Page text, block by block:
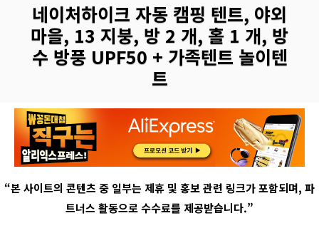
네이처하이크 자동 캠핑 텐트, 야외
마을, 13 지붕, 방 2 개, 홀 1 개, 방
수 방풍 UPF50 + 가족텐트 놀이텐
트
“본 사이트의 콘텐츠 중 일부는 제휴 및 홍보 관련 링크가 포함되며, 파
트너스 활동으로 수수료를 제공받습니다.”